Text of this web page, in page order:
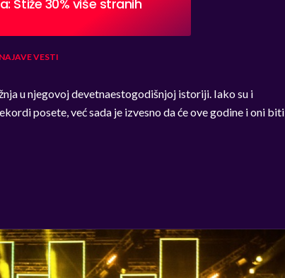
Stiže 30% više stranih
NAJAVEVESTI
u njegovoj devetnaestogodišnjoj istoriji. Iako su i
posete, već sada je izvesno da će ove godine i oni biti